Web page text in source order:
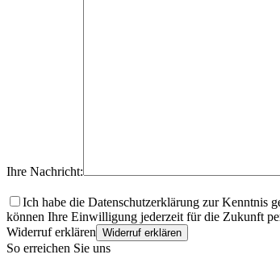
Ihre Nachricht:
Ich habe die Datenschutzerklärung zur Kenntnis
können Ihre Einwilligung jederzeit für die Zukunft
Widerruf erklären Widerruf erklären
So erreichen Sie uns